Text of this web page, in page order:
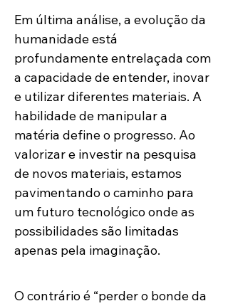
Em última análise, a evolução da
humanidade está
profundamente entrelaçada com
a capacidade de entender, inovar
e utilizar diferentes materiais. A
habilidade de manipular a
matéria define o progresso. Ao
valorizar e investir na pesquisa
de novos materiais, estamos
pavimentando o caminho para
um futuro tecnológico onde as
possibilidades são limitadas
apenas pela imaginação.
O contrário é “perder o bonde da